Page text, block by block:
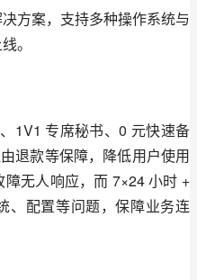
方案，支持多种操作系统与
。
1V1 专席秘书、0 元快速备
退款等保障，降低用户使用
无人响应，而 7×24 小时 +
、配置等问题，保障业务连